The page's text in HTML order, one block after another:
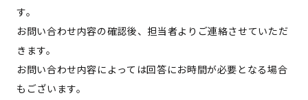
す。
お問い合わせ内容の確認後、担当者よりご連絡させていただ
きます。
お問い合わせ内容によっては回答にお時間が必要となる場合
もございます。